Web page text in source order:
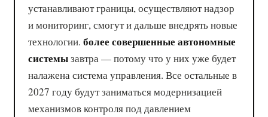
устанавливают границы, осуществляют надзор
и мониторинг, смогут и дальше внедрять новые
технологии.более совершенные автономные
системызавтра — потому что у них уже будет
налажена система управления. Все остальные в
2027 году будут заниматься модернизацией
механизмов контроля под давлением